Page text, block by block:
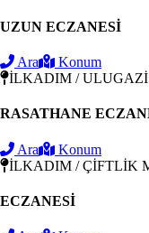
UZUN ECZANESİ
Ara
Konum
İLKADIM / ULUGAZİ
RASATHANE
Ara
Konum
İLKADIM / ÇİFTLİK
ECZANESİ